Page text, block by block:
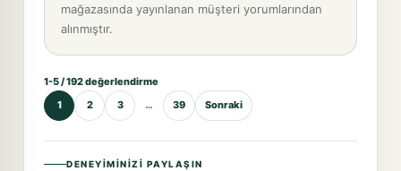
mağazasında yayınlanan müşteri yorumlarından
alınmıştır.
1-5 / 192 değerlendirme
1
2 3 … 39 Sonraki
DENEYIMINIZI PAYLAŞIN